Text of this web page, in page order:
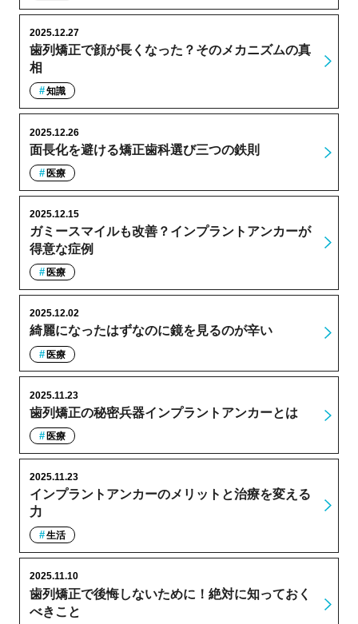
歯列矯正で顔が長くなった？そのメカニズムの真
相
2025.12.27
知識
面長化を避ける矯正歯科選び三つの鉄則
2025.12.26
医療
ガミースマイルも改善？インプラントアンカーが
得意な症例
2025.12.15
医療
綺麗になったはずなのに鏡を見るのが辛い
2025.12.02
医療
歯列矯正の秘密兵器インプラントアンカーとは
2025.11.23
医療
インプラントアンカーのメリットと治療を変える
力
2025.11.23
生活
歯列矯正で後悔しないために！絶対に知っておく
べきこと
2025.11.10